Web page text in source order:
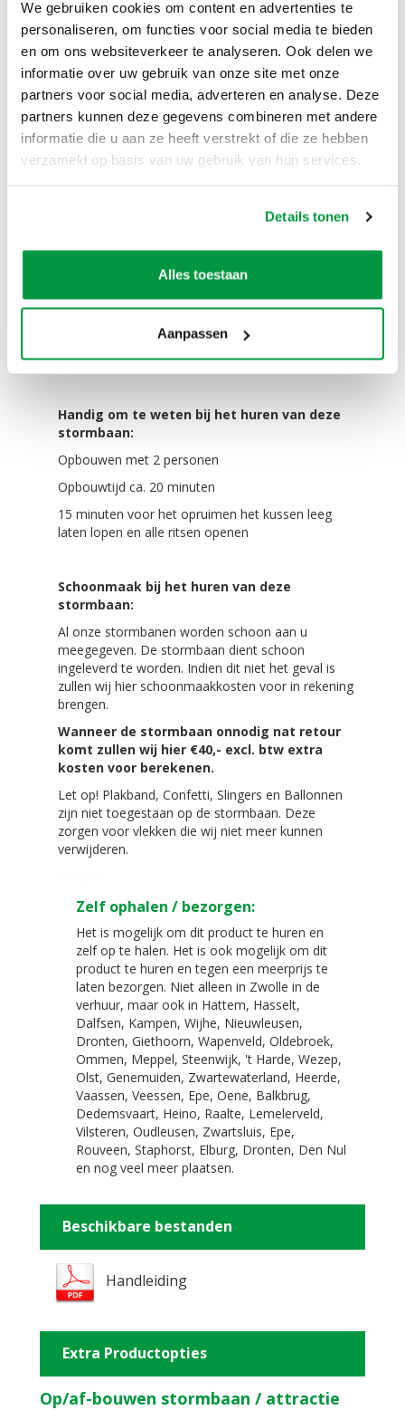
We gebruiken cookies om content en advertenties te
personaliseren, om functies voor social media te bieden
en om ons websiteverkeer te analyseren. Ook delen we
informatie over uw gebruik van onze site met onze
partners voor social media, adverteren en analyse. Deze
partners kunnen deze gegevens combineren met andere
informatie die u aan ze heeft verstrekt of die ze hebben
verzameld op basis van uw gebruik van hun services.
Details tonen
Alles toestaan
Aanpassen
bommetjes te maken of naar beneden te
springen, hierdoor loopt men het risico gelanceerd
te worden en buiten het luchtkussen terecht te
komen met alle gevolgen van dien! Ook is het
verboden om op de buik en met het hoofd naar
beneden te glijden!
Betreden van het luchtkussen is op eigen risico.
Het is niet toegestaan de luchtkussens te betreden
met schoenen, scherpe voorwerpen, drank en
Bij extreem warm weer raden wij de deelnemers
voorkoming van schaaf/brandwonden.
Deelnemers met brillen, beugels doen deze af of
uit, anders betreden zij het luchtkussen op eigen
risico.
Op de springkussens mogen maximaal het
aangegeven aantal (2) kinderen of max. 450 kg.
Handig om te weten bij het huren van deze
stormbaan:
Opbouwen met 2 personen
Opbouwtijd ca. 20 minuten
15 minuten voor het opruimen het kussen leeg
laten lopen en alle ritsen openen
Schoonmaak bij het huren van deze
stormbaan:
Al onze stormbanen worden schoon aan u
meegegeven. De stormbaan dient schoon
ingeleverd te worden. Indien dit niet het geval is
zullen wij hier schoonmaakkosten voor in rekening
brengen.
Wanneer de stormbaan onnodig nat retour
komt zullen wij hier €40,- excl. btw extra
kosten voor berekenen.
Let op! Plakband, Confetti, Slingers en Ballonnen
zijn niet toegestaan op de stormbaan. Deze
zorgen voor vlekken die wij niet meer kunnen
verwijderen.
Zelf ophalen / bezorgen:
Het is mogelijk om dit product te huren en
zelf op te halen. Het is ook mogelijk om dit
product te huren en tegen een meerprijs te
laten bezorgen. Niet alleen in Zwolle in de
verhuur, maar ook in Hattem, Hasselt,
Dalfsen, Kampen, Wijhe, Nieuwleusen,
Dronten, Giethoorn, Wapenveld, Oldebroek,
Ommen, Meppel, Steenwijk, 't Harde, Wezep,
Olst, Genemuiden, Zwartewaterland, Heerde,
Vaassen, Veessen, Epe, Oene, Balkbrug,
Dedemsvaart, Heino, Raalte, Lemelerveld,
Vilsteren, Oudleusen, Zwartsluis, Epe,
Rouveen, Staphorst, Elburg, Dronten, Den Nul
en nog veel meer plaatsen.
Beschikbare bestanden
Handleiding
Extra Productopties
Op/af-bouwen stormbaan / attractie